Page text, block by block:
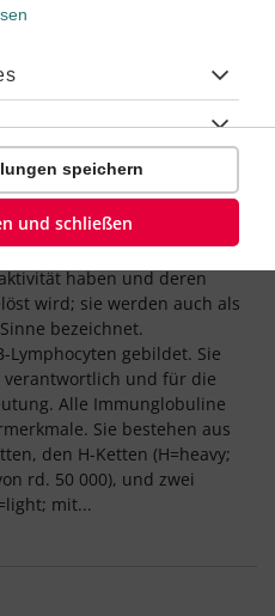
N
Plasmazellen synthetisierte
haben und deren
wird; sie werden auch als
bezeichnet.
gebildet. Sie
und für die
Alle Immunglobuline
Sie bestehen aus
den H-Ketten (H=heavy;
rd. 50 000), und zwei
mit...
speichern
und schließen